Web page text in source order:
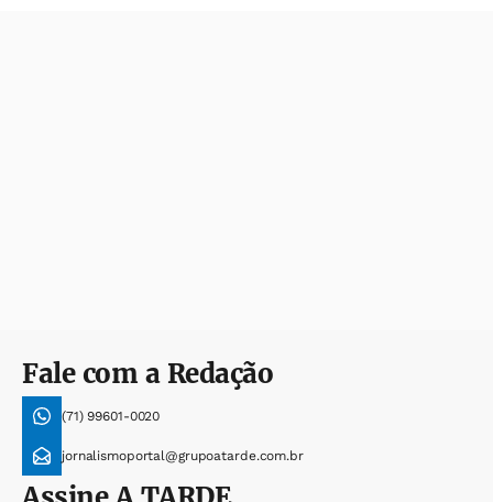
Fale com a Redação
(71) 99601-0020
jornalismoportal@grupoatarde.com.br